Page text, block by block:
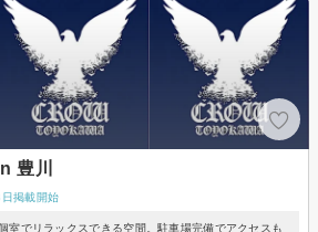
豊川
掲載開始
室でリラックスできる空間。駐車場完備でアクセスも